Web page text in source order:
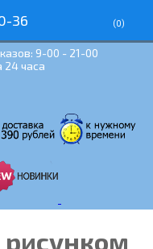
36 (0)
9-00 - 21-00
24 часа